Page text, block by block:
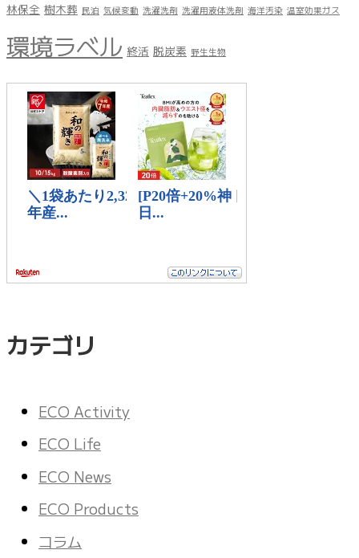
林保全 樹木葬 民泊 気候変動 洗濯洗剤 洗濯用液体洗剤 海洋汚染 温室効果ガス
環境ラベル 終活 脱炭素 野生生物
カテゴリ
ECO Activity
ECO Life
ECO News
ECO Products
コラム